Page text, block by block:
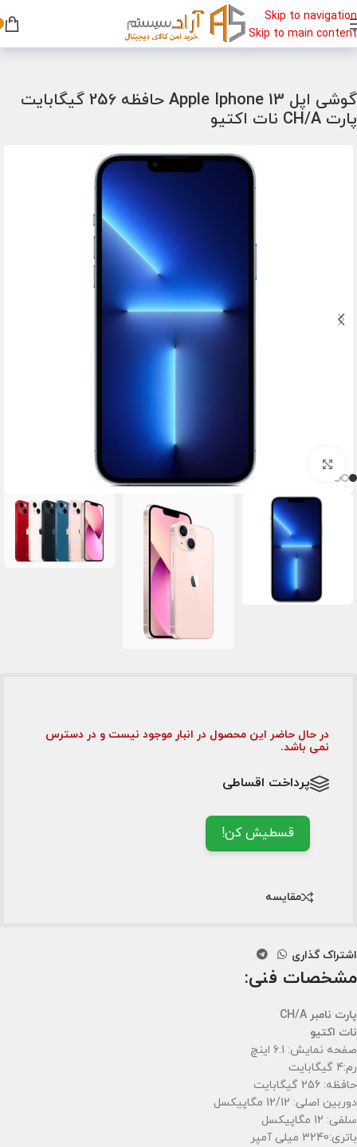
Skip to navigation
Skip to main content
خانه/گوشی/ گوشی اپل
گوشی اپل Apple Iphone 13 حافظه 256 گیگابایت
پارت CH/A نات اکتیو
برای بزرگنمایی کلیک کنید
در حال حاضر این محصول در انبار موجود نیست و در دسترس
نمی باشد.
پرداخت اقساطی
قسطیش کن!
مقایسه
اشتراک گذاری
مشخصات فنی:
پارت نامبر CH/A
نات اکتیو
صفحه نمایش: 6.1 اینچ
رم:4 گیگابایت
حافظه: 256 گیگابایت
دوربین اصلی: 12/12 مگاپیکسل
سلفی: 12 مگاپیکسل
باتری:3240 میلی آمپر